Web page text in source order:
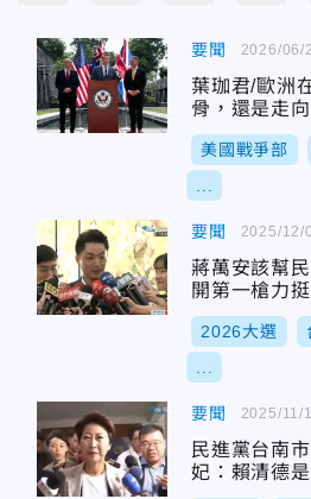
要聞
葉珈君/歐洲
骨，還是走
美國戰爭部
2026/06/
要聞
蔣萬安該幫
開第一槍力
2026大選
2025/12/
要聞
民進黨台南
妃：賴清德
2025/11/